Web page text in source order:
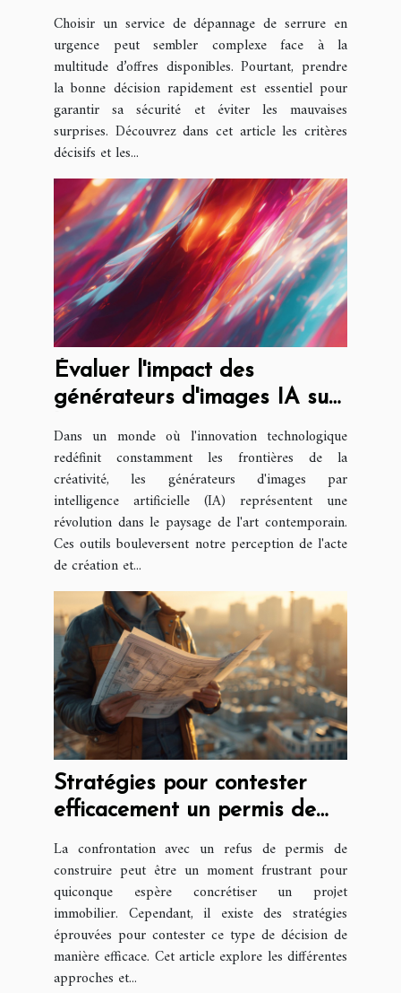
serrure rapidement
Choisir un service de dépannage de serrure en
urgence peut sembler complexe face à la
multitude d’offres disponibles. Pourtant, prendre
la bonne décision rapidement est essentiel pour
garantir sa sécurité et éviter les mauvaises
surprises. Découvrez dans cet article les critères
décisifs et les...
Évaluer l'impact des
générateurs d'images IA sur
la créativité artistique
Dans un monde où l'innovation technologique
redéfinit constamment les frontières de la
créativité, les générateurs d'images par
intelligence artificielle (IA) représentent une
révolution dans le paysage de l'art contemporain.
Ces outils bouleversent notre perception de l'acte
de création et...
Stratégies pour contester
efficacement un permis de
construire refusé
La confrontation avec un refus de permis de
construire peut être un moment frustrant pour
quiconque espère concrétiser un projet
immobilier. Cependant, il existe des stratégies
éprouvées pour contester ce type de décision de
manière efficace. Cet article explore les différentes
approches et...